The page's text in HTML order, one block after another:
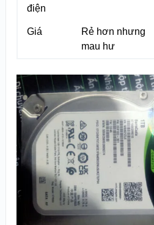
điện
Giá
Rẻ hơn nhưng
mau hư